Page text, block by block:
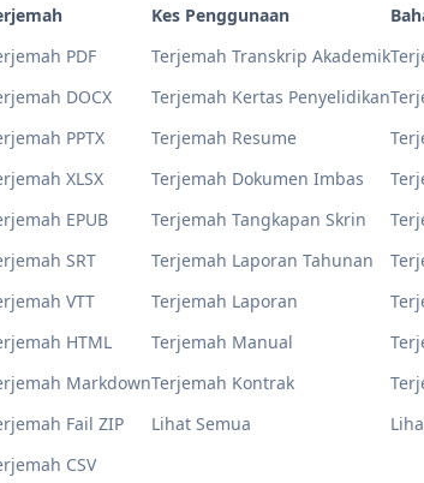
Kes Penggunaan
Terjemah Transkrip Akademik
Terjemah Kertas Penyelidikan
Terjemah Resume
Terjemah Dokumen Imbas
Terjemah Tangkapan Skrin
Terjemah Laporan Tahunan
Terjemah Laporan
Terjemah Manual
Terjemah Kontrak
Lihat Semua
PDF
DOCX
PPTX
XLSX
EPUB
SRT
VTT
HTML
Markdown
Fail ZIP
CSV